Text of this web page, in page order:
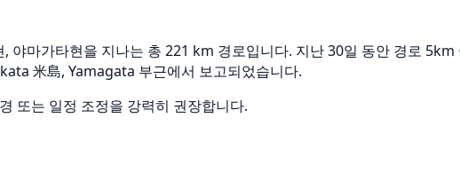
야마가타현을 지나는 총 221 km 경로입니다. 지난 30일 동안 경로
米島, Yamagata 부근에서 보고되었습니다.
또는 일정 조정을 강력히 권장합니다.